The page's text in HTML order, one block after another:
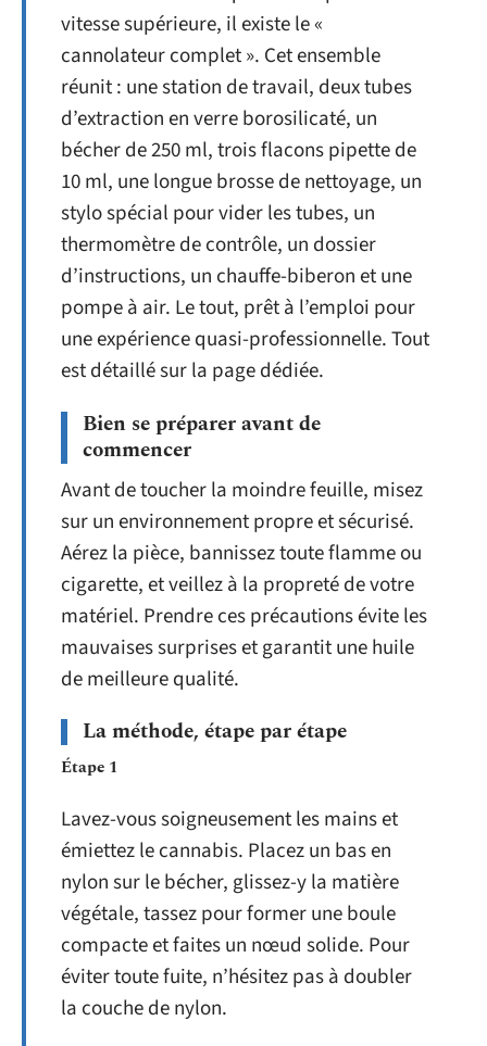
vitesse supérieure, il existe le «
cannolateur complet ». Cet ensemble
réunit : une station de travail, deux tubes
d’extraction en verre borosilicaté, un
bécher de 250 ml, trois flacons pipette de
10 ml, une longue brosse de nettoyage, un
stylo spécial pour vider les tubes, un
thermomètre de contrôle, un dossier
d’instructions, un chauffe-biberon et une
pompe à air. Le tout, prêt à l’emploi pour
une expérience quasi-professionnelle. Tout
est détaillé sur la page dédiée.
Bien se préparer avant de
commencer
Avant de toucher la moindre feuille, misez
sur un environnement propre et sécurisé.
Aérez la pièce, bannissez toute flamme ou
cigarette, et veillez à la propreté de votre
matériel. Prendre ces précautions évite les
mauvaises surprises et garantit une huile
de meilleure qualité.
La méthode, étape par étape
Étape 1
Lavez-vous soigneusement les mains et
émiettez le cannabis. Placez un bas en
nylon sur le bécher, glissez-y la matière
végétale, tassez pour former une boule
compacte et faites un nœud solide. Pour
éviter toute fuite, n’hésitez pas à doubler
la couche de nylon.